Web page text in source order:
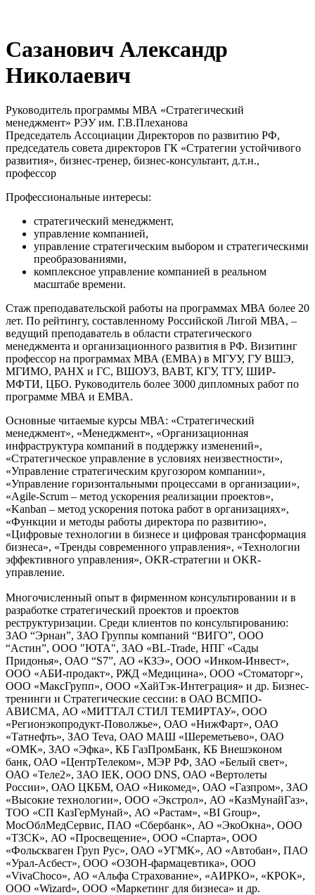
Сазанович Александр
Николаевич
Руководитель программы МВА «Стратегический
менеджмент» РЭУ им. Г.В.Плеханова
Председатель Ассоциации Директоров по развитию РФ,
председатель совета директоров ГК «Стратегии устойчивого
развития», бизнес-тренер, бизнес-консультант, д.т.н.,
профессор
Профессиональные интересы:
стратегический менеджмент,
управление компанией,
управление стратегическим выбором и стратегическими
преобразованиями,
комплексное управление компанией в реальном
масштабе времени.
Стаж преподавательской работы на программах МВА более 20
лет. По рейтингу, составленному Российской Лигой МВА, –
ведущий преподаватель в области стратегического
менеджмента и организационного развития в РФ. Визитинг
профессор на программах МВА (ЕМВА) в МГУУ, ГУ ВШЭ,
МГИМО, РАНХ и ГС, ВШОУЗ, ВАВТ, КГУ, ТГУ, ШИР-
МФТИ, ЦБО. Руководитель более 3000 дипломных работ по
программе МВА и ЕМВА.
Основные читаемые курсы МВА: «Стратегический
менеджмент», «Менеджмент», «Организационная
инфраструктура компаний в поддержку изменений»,
«Стратегическое управление в условиях неизвестности»,
«Управление стратегическим кругозором компании»,
«Управление горизонтальными процессами в организации»,
«Agile-Scrum – метод ускорения реализации проектов»,
«Kanban – метод ускорения потока работ в организациях»,
«Функции и методы работы директора по развитию»,
«Цифровые технологии в бизнесе и цифровая трансформация
бизнеса», «Тренды современного управления», «Технологии
эффективного управления», OKR-стратегии и OKR-
управление.
Многочисленный опыт в фирменном консультировании и в
разработке стратегический проектов и проектов
реструктуризации. Среди клиентов по консультированию:
ЗАО “Эрнан”, ЗАО Группы компаний “ВИГО”, ООО
“Астин”, ООО "ЮТА", ЗАО «BL-Trade, НПГ «Сады
Придонья», ОАО “S7”, АО «КЗЭ», ООО «Инком-Инвест»,
ООО «АБИ-продакт», РЖД «Медицина», ООО «Стоматорг»,
ООО «МаксГрупп», ООО «ХайТэк-Интеграция» и др. Бизнес-
тренинги и Стратегические сессии: в ОАО ВСМПО-
АВИСМА, АО «МИТТАЛ СТИЛ ТЕМИРТАУ», ООО
«Регионэкопродукт-Поволжье», ОАО «НижФарт», ОАО
«Татнефть», ЗАО Teva, ОАО МАШ «Шереметьево», ОАО
«ОМК», ЗАО «Эфка», КБ ГазПромБанк, КБ Внешэконом
банк, ОАО «ЦентрТелеком», МЭР РФ, ЗАО «Белый свет»,
ОАО «Теле2», ЗАО IEK, ООО DNS, ОАО «Вертолеты
России», ОАО ЦКБМ, ОАО «Никомед», ОАО «Газпром», ЗАО
«Высокие технологии», ООО «Экстрол», АО «КазМунайГаз»,
ТОО «СП КазГерМунай», АО «Растам», «BI Group»,
МосОблМедСервис, ПАО «Сбербанк», АО «ЭкоОкна», ООО
«ТЗСК», АО «Просвещение», ООО «Спарта», ООО
«Фольскваген Груп Рус», ОАО «УГМК», АО «Автобан», ПАО
«Урал-Асбест», ООО «ОЗОН-фармацевтика», ООО
«VivaChoco», АО «Альфа Страхование», «АИРКО», «КРОК»,
ООО «Wizard», ООО «Маркетинг для бизнеса» и др.